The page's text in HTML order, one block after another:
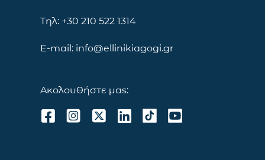
Τηλ: +30 210 522 1314
E-mail: info@ellinikiagogi.gr
Ακολουθήστε μας: